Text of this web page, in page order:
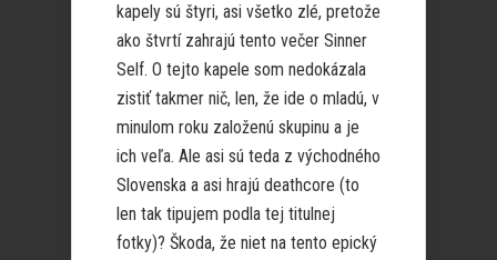
kapely sú štyri, asi všetko zlé, pretože
ako štvrtí zahrajú tento večer Sinner
Self. O tejto kapele som nedokázala
zistiť takmer nič, len, že ide o mladú, v
minulom roku založenú skupinu a je
ich veľa. Ale asi sú teda z východného
Slovenska a asi hrajú deathcore (to
len tak tipujem podla tej titulnej
fotky)? Škoda, že niet na tento epický